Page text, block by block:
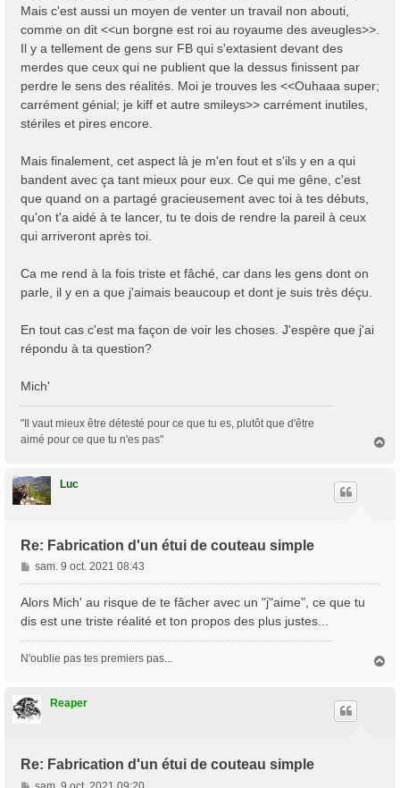
Mais c'est aussi un moyen de venter un travail non abouti,
comme on dit <<un borgne est roi au royaume des aveugles>>.
Il y a tellement de gens sur FB qui s'extasient devant des
merdes que ceux qui ne publient que la dessus finissent par
perdre le sens des réalités. Moi je trouves les <<Ouhaaa super;
carrément génial; je kiff et autre smileys>> carrément inutiles,
stériles et pires encore.
Mais finalement, cet aspect là je m'en fout et s'ils y en a qui
bandent avec ça tant mieux pour eux. Ce qui me gêne, c'est
que quand on a partagé gracieusement avec toi à tes débuts,
qu'on t'a aidé à te lancer, tu te dois de rendre la pareil à ceux
qui arriveront après toi.
Ca me rend à la fois triste et fâché, car dans les gens dont on
parle, il y en a que j'aimais beaucoup et dont je suis très déçu.
En tout cas c'est ma façon de voir les choses. J'espère que j'ai
répondu à ta question?
Mich'
"Il vaut mieux être détesté pour ce que tu es, plutôt que d'être
aimé pour ce que tu n'es pas"
Luc
Re: Fabrication d'un étui de couteau simple
M
e
s
e
sam. 9 oct. 2021 08:43
Alors Mich' au risque de te fâcher avec un "j"aime", ce que tu
dis est une triste réalité et ton propos des plus justes...
N'oublie pas tes premiers pas...
Reaper
Re: Fabrication d'un étui de couteau simple